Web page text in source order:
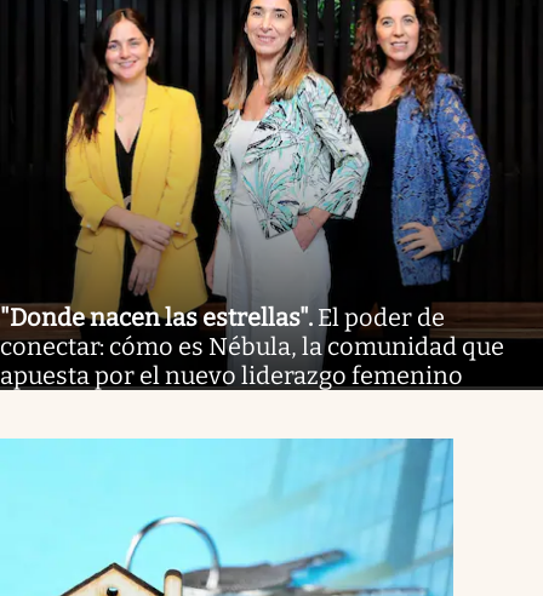
"Donde nacen las estrellas". El poder de
conectar: cómo es Nébula, la comunidad que
apuesta por el nuevo liderazgo femenino